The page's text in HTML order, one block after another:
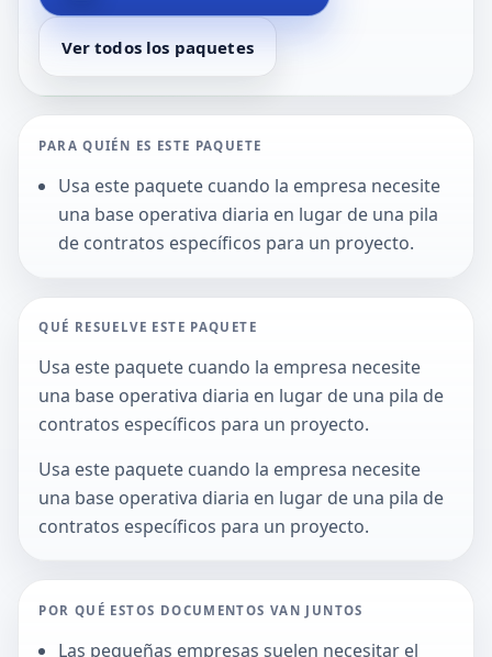
Ver todos los paquetes
PARA QUIÉN ES ESTE PAQUETE
Usa este paquete cuando la empresa necesite
una base operativa diaria en lugar de una pila
de contratos específicos para un proyecto.
QUÉ RESUELVE ESTE PAQUETE
Usa este paquete cuando la empresa necesite
una base operativa diaria en lugar de una pila de
contratos específicos para un proyecto.
Usa este paquete cuando la empresa necesite
una base operativa diaria en lugar de una pila de
contratos específicos para un proyecto.
POR QUÉ ESTOS DOCUMENTOS VAN JUNTOS
Las pequeñas empresas suelen necesitar el